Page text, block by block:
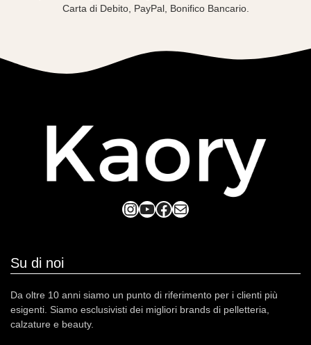
Carta di Debito, PayPal, Bonifico Bancario.
Instagram
YouTube
Facebook
Mail
Su di noi
Da oltre 10 anni siamo un punto di riferimento per i clienti più
esigenti. Siamo esclusivisti dei migliori brands di pelletteria,
calzature e beauty.